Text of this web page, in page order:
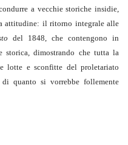
a vecchie storiche insidie,
attitudine: il ritorno integrale alle
del 1848, che contengono in
storica, dimostrando che tutta la
lotte e sconfitte del proletariato
quanto si vorrebbe follemente